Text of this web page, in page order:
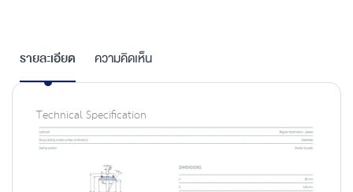
รายละเอียด
Technical Specification
ความคิดเห็น